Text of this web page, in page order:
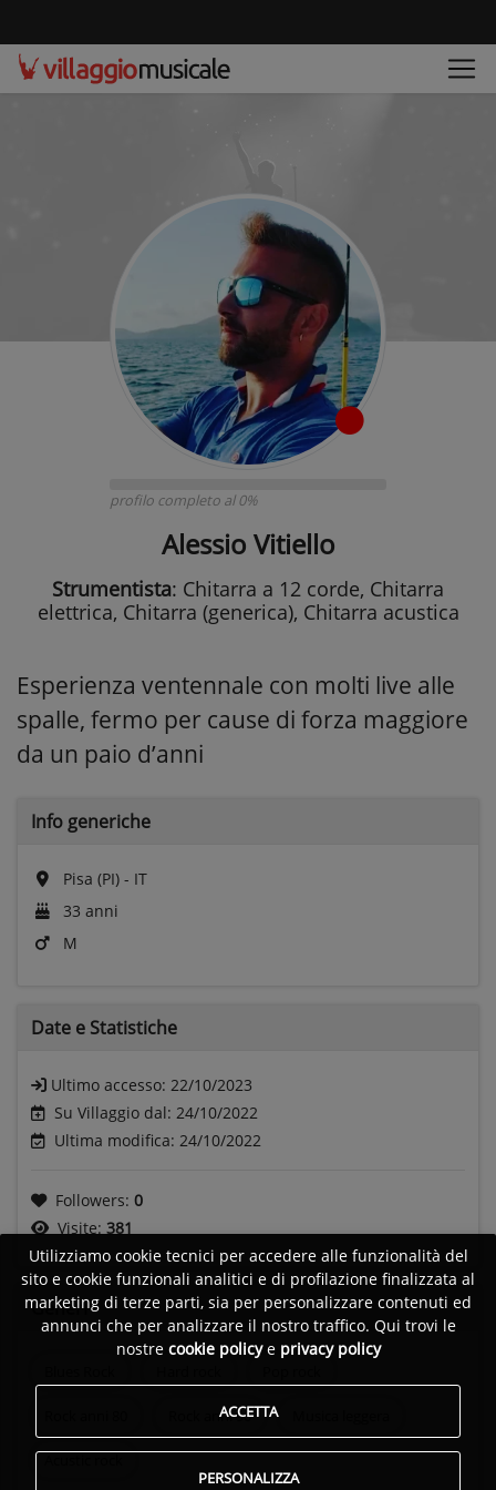
profilo completo al 0%
Alessio Vitiello
Strumentista: Chitarra a 12 corde, Chitarra
elettrica, Chitarra (generica), Chitarra acustica
Esperienza ventennale con molti live alle
spalle, fermo per cause di forza maggiore
da un paio d’anni
Info generiche
Pisa (PI) - IT
33 anni
M
Date e Statistiche
Ultimo accesso: 22/10/2023
Su Villaggio dal: 24/10/2022
Ultima modifica: 24/10/2022
Followers: 0
Visite: 381
Generi
Rock anni 90
Utilizziamo cookie tecnici per accedere alle funzionalità del
sito e cookie funzionali analitici e di profilazione finalizzata al
marketing di terze parti, sia per personalizzare contenuti ed
annunci che per analizzare il nostro traffico. Qui trovi le
nostre cookie policye privacy policy
ACCETTA
PERSONALIZZA